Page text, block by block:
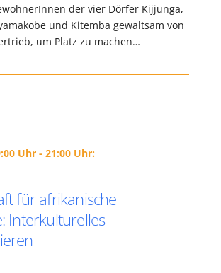
der vier Dörfer Kijjunga,
und Kitemba gewaltsam von
um Platz zu machen…
Uhr - 21:00 Uhr:
für afrikanische
Interkulturelles